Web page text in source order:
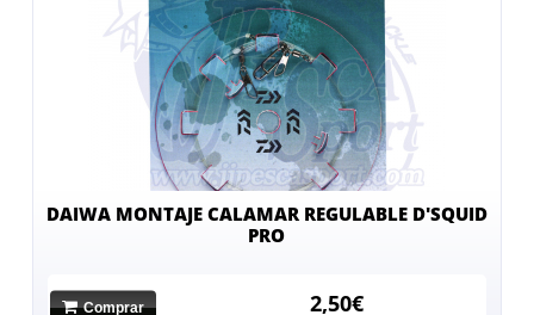
DAIWA MONTAJE CALAMAR REGULABLE D'SQUID
PRO
Comprar 2,50€